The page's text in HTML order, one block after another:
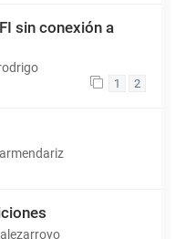
sin conexión a
1 2